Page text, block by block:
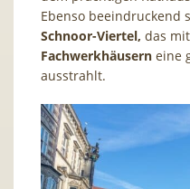
Ebenso beeindruckend
Schnoor-Viertel, das
Fachwerkhäusern eine
ausstrahlt.